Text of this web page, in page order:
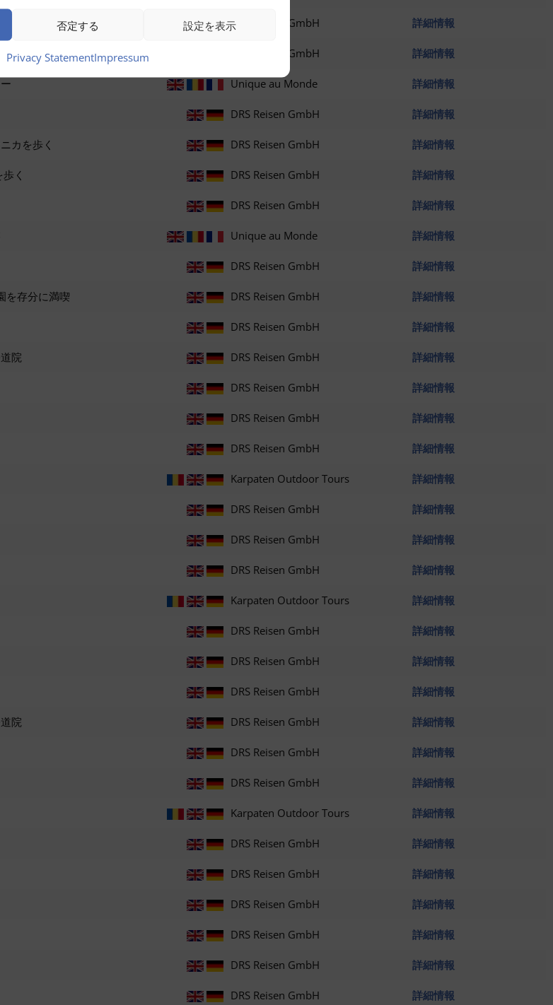
否定する 設定を表示
Privacy StatementImpressum
DRS Reisen GmbH 詳細情報
DRS Reisen GmbH 詳細情報
Unique au Monde 詳細情報
DRS Reisen GmbH 詳細情報
カを歩く DRS Reisen GmbH 詳細情報
く DRS Reisen GmbH 詳細情報
DRS Reisen GmbH 詳細情報
Unique au Monde 詳細情報
DRS Reisen GmbH 詳細情報
を存分に満喫 DRS Reisen GmbH 詳細情報
DRS Reisen GmbH 詳細情報
院 DRS Reisen GmbH 詳細情報
DRS Reisen GmbH 詳細情報
DRS Reisen GmbH 詳細情報
DRS Reisen GmbH 詳細情報
Karpaten Outdoor Tours 詳細情報
DRS Reisen GmbH 詳細情報
DRS Reisen GmbH 詳細情報
DRS Reisen GmbH 詳細情報
Karpaten Outdoor Tours 詳細情報
DRS Reisen GmbH 詳細情報
DRS Reisen GmbH 詳細情報
DRS Reisen GmbH 詳細情報
院 DRS Reisen GmbH 詳細情報
DRS Reisen GmbH 詳細情報
DRS Reisen GmbH 詳細情報
Karpaten Outdoor Tours 詳細情報
DRS Reisen GmbH 詳細情報
DRS Reisen GmbH 詳細情報
DRS Reisen GmbH 詳細情報
DRS Reisen GmbH 詳細情報
DRS Reisen GmbH 詳細情報
DRS Reisen GmbH 詳細情報